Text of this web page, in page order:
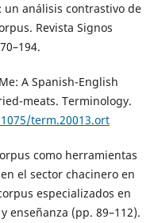
análisis contrastivo de
Revista Signos
A Spanish-English
meats. Terminology.
term.20013.ort
como herramientas
el sector chacinero en
especializados en
enseñanza (pp. 89–112).